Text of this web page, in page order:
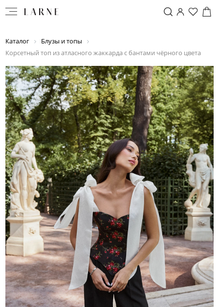
Каталог
Блузы и топы
Корсетный топ из атласного жаккарда с бантами чёрного цвета